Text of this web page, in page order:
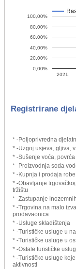
2021.
0,00%
20,00%
40,00%
60,00%
80,00%
100,00%
Registrirane
* -Poljoprivredna
* -Uzgoj usjeva, gljiva,
* -Sušenje voća,
* -Proizvodnja soda
* -Kupnja i prodaja robe
* -Obavljanje
tržištu
* -Zastupanje
* -Trgovina na malo
prodavaonica
* -Usluge skladištenja
* -Turističke usluge u
* -Turističke usluge u
* -Ostale turističke
* -Turističke usluge
aktivnosti